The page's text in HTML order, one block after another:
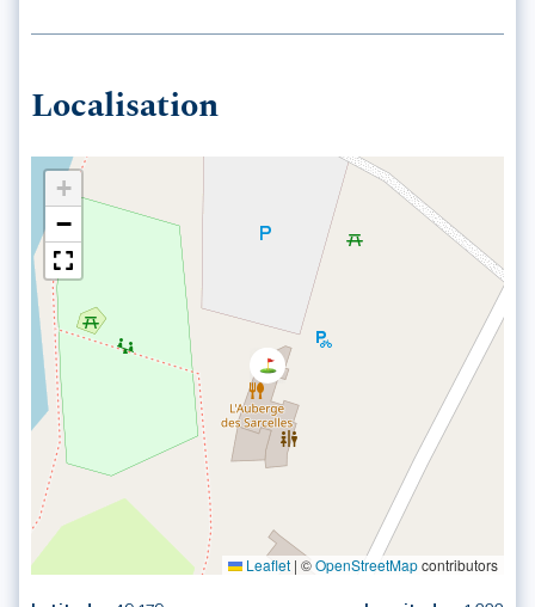
Localisation
+
−
Leaflet | ©OpenStreetMapcontributors